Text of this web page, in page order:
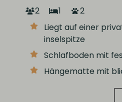
2
1
2
Liegt auf einer
inselspitze
Schlafboden mit
Hängematte mit